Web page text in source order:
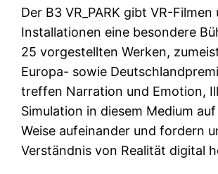
Der B3 VR_PARK gibt VR-Filmen
Installationen eine besondere
25 vorgestellten Werken,
Europa- sowie
treffen Narration und Emotion,
Simulation in diesem Medium
Weise aufeinander und fordern
Verständnis von Realität digital